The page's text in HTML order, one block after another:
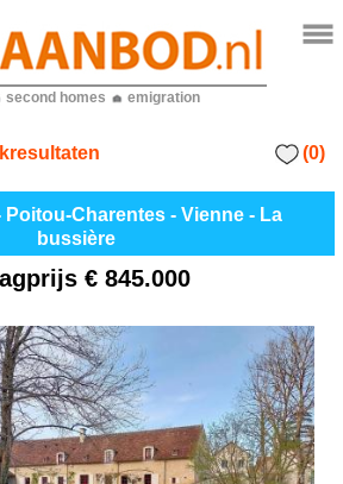
second homes emigration
(0)
Charentes - Vienne - La
bussière
€ 845.000